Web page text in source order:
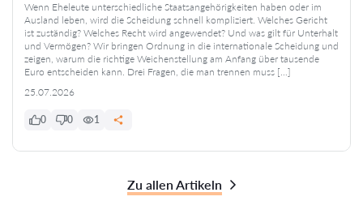
Wenn Eheleute unterschiedliche Staatsangehörigkeiten haben oder im
Ausland leben, wird die Scheidung schnell kompliziert. Welches Gericht
ist zuständig? Welches Recht wird angewendet? Und was gilt für Unterhalt
und Vermögen? Wir bringen Ordnung in die internationale Scheidung und
zeigen, warum die richtige Weichenstellung am Anfang über tausende
Euro entscheiden kann. Drei Fragen, die man trennen muss […]
25.07.2026
0 0 1
Zu allen Artikeln